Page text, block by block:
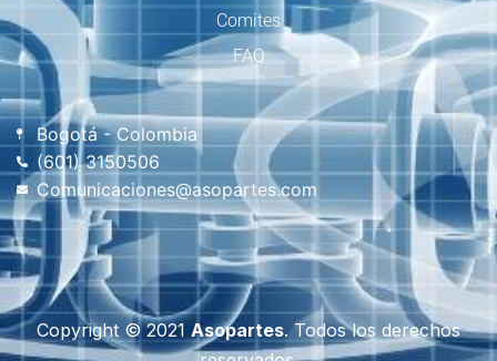
Comites
FAQ
Bogotá - Colombia
(601) 3150506
Comunicaciones@asopartes.com
Copyright © 2021 Asopartes. Todos los derechos